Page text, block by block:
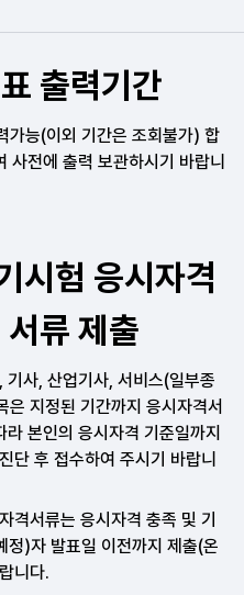
출력기간
가능(이외 기간은 조회불가) 합
사전에 출력 보관하시기 바랍니
시험 응시자격
류 제출
사, 산업기사, 서비스(일부종
은 지정된 기간까지 응시자격서
본인의 응시자격 기준일까지
단 후 접수하여 주시기 바랍니
격서류는 응시자격 충족 및 기
정)자 발표일 이전까지 제출(온
니다.